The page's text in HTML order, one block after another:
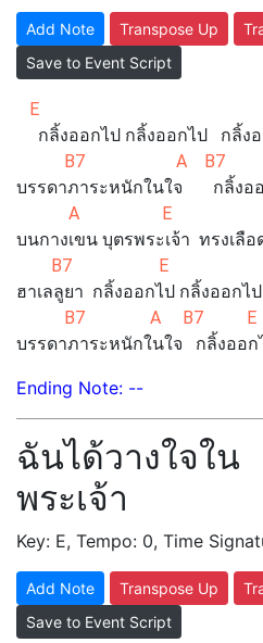
Add Note Transpose Up
Save to Event Script
E
กลิ้งออกไป กลิ้งออกไป กลิ้ง
B7 A B7
บรรดาภาระหนักในใจ กลิ้งออ
A E
บนกางเขน บุตรพระเจ้า ทรงเลือ
B7 E
ฮาเลลูยา กลิ้งออกไป กลิ้งออกไ
B7 A B7 E
บรรดาภาระหนักในใจ กลิ้งออก
Ending Note: --
ฉันได้วางใจใน
พระเจ้า
Key: E, Tempo: 0, Time
Add Note Transpose Up
Save to Event Script